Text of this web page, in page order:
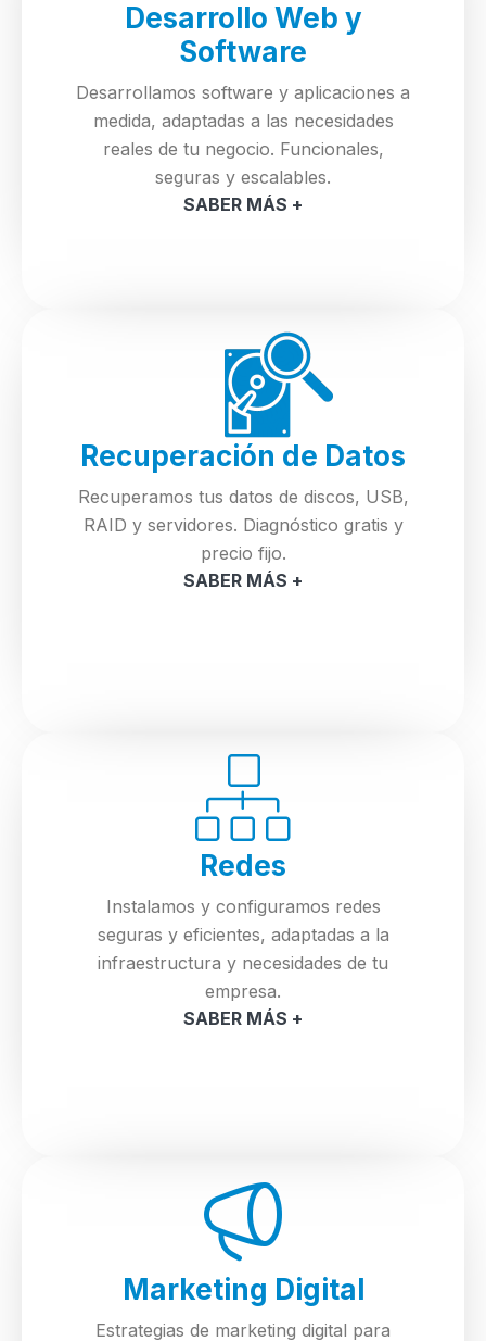
Desarrollo Web y
Software
Desarrollamos software y aplicaciones a
medida, adaptadas a las necesidades
reales de tu negocio. Funcionales,
seguras y escalables.
SABER MÁS +
Recuperación de Datos
Recuperamos tus datos de discos, USB,
RAID y servidores. Diagnóstico gratis y
precio fijo.
SABER MÁS +
Redes
Instalamos y configuramos redes
seguras y eficientes, adaptadas a la
infraestructura y necesidades de tu
empresa.
SABER MÁS +
Marketing Digital
Estrategias de marketing digital para